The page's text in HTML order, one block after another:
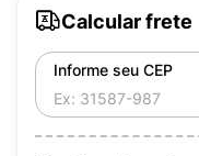
Calcular frete
Informe seu CEP